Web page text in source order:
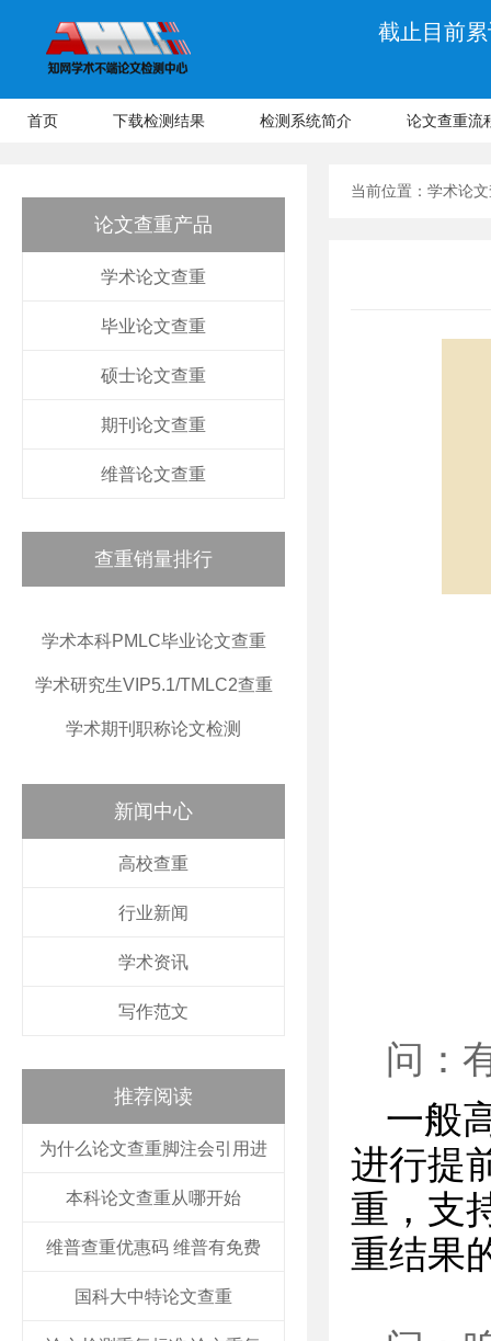
截止目前
首页 下载检测结果 检测系统简介 论文查重流
论文查重产品
学术论文查重
毕业论文查重
硕士论文查重
期刊论文查重
维普论文查重
查重销量排行
学术本科PMLC毕业论文查重
学术研究生VIP5.1/TMLC2查重
学术期刊职称论文检测
新闻中心
高校查重
行业新闻
学术资讯
写作范文
推荐阅读
为什么论文查重脚注会引用进
本科论文查重从哪开始
维普查重优惠码 维普有免费
国科大中特论文查重
当前位置： 学术论
问：
一般
进行提
重，支
重结果